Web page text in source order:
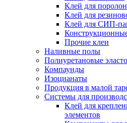
Клей для
Клей для
Клей для СИП-
Прочие клеи
Наливные полы
Полиуретановые
Компаунды
Изоцианаты
Продукция в малой
Системы для
Клей для
элементов